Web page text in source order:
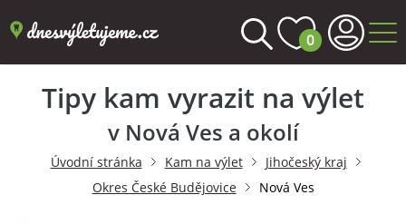
0
Tipy kam vyrazit na výlet
v Nová Ves a okolí
Úvodní stránka Kam na výlet
Jihočeský kraj
Okres České Budějovice
Nová Ves